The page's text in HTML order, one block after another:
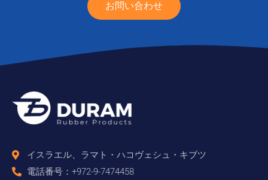
お問い合わせ
イスラエル、ラマト・ハコヴェシュ・キブツ
電話番号：+972-9-7474458